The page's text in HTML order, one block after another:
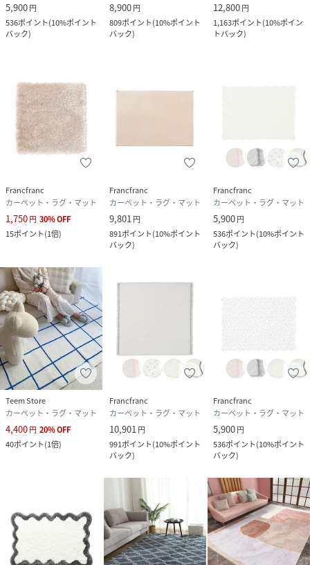
5,900円
536ポイント(10%ポイント
バック)
8,900円
809ポイント(10%ポイント
バック)
12,800円
1,163ポイント(10%ポイン
トバック)
Francfranc
カーペット・ラグ・マット
1,750円 30%OFF
15ポイント(1倍)
Francfranc
カーペット・ラグ・マット
9,801 円
891ポイント(10%ポイント
バック)
Francfranc
カーペット・ラグ・マット
5,900円
536ポイント(10%ポイント
バック)
Teem Store
カーペット・ラグ・マット
4,400円 20%OFF
40ポイント(1倍)
Francfranc
カーペット・ラグ・マット
10,901円
991ポイント(10%ポイント
バック)
Francfranc
カーペット・ラグ・マット
5,900円
536ポイント(10%ポイント
バック)